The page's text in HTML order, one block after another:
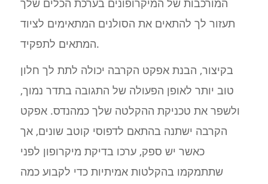
המורכבות של המיקרופונים בערכת הכלים שלך
תעזור לך להתאים את הסולנים המתאימים לציוד
המתאים לתפקיד.
בקיצור, הבנת אפקט הקרבה יכולה לתת לך חלון
טוב יותר לאופן הפעולה של התגובה בתדר נמוך,
ולשפר את טכניקת ההקלטה שלך כמהנדס. אפקט
הקרבה ישתנה בהתאם לדפוסי קוטב שונים, אך
כאשר יש ספק, ערכו בדיקת מיקרופון לפני
שתתמקמו בהקלטות אמיתיות כדי לקבוע כמה